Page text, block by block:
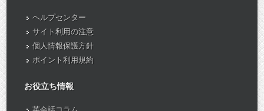
ヘルプセンター
サイト利用の注意
個人情報保護方針
ポイント利用規約
お役立ち情報